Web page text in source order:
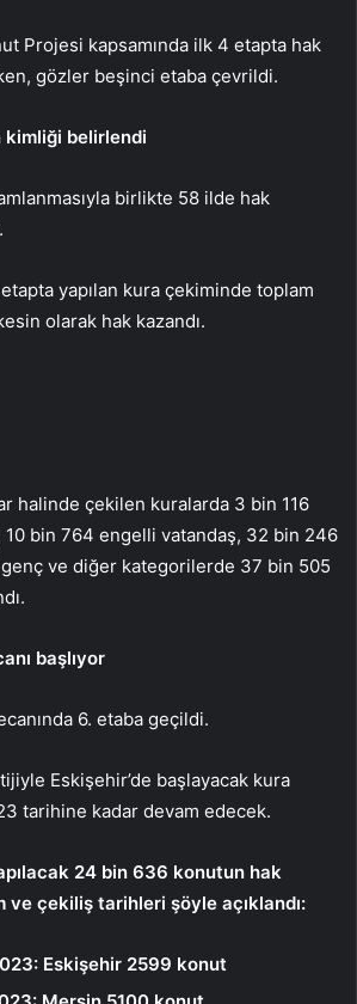
Projesi kapsamında ilk 4 etapta hak
gözler beşinci etaba çevrildi.
kimliği belirlendi
birlikte 58 ilde hak
yapılan kura çekiminde toplam
olarak hak kazandı.
halinde çekilen kuralarda 3 bin 116
bin 764 engelli vatandaş, 32 bin 246
ve diğer kategorilerde 37 bin 505
başlıyor
6. etaba geçildi.
Eskişehir’de başlayacak kura
tarihine kadar devam edecek.
24 bin 636 konutun hak
ve çekiliş tarihleri ​​şöyle açıklandı:
Eskişehir 2599 konut